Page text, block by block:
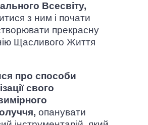
Всесвіту,
з ним і почати
прекрасну
Щасливого Життя
про способи
свого
опанувати